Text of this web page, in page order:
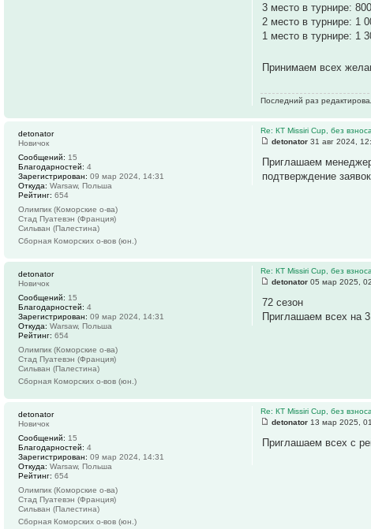
3 место в турнире:
2 место в турнире: 1
1 место в турнире: 1
Принимаем всех
Последний раз
Re: КТ Missiri Cup, без
detonator 31 авг 2024,
Приглашаем
подтверждение
detonator
Новичок
Сообщений: 15
Благодарностей: 4
Зарегистрирован: 09 мар 2024, 14:31
Откуда: Warsaw, Польша
Рейтинг: 654
Олимпик (Коморские о-ва)
Стад Пуатевэн (Франция)
Сильван (Палестина)
Сборная Коморских о-вов (юн.)
Re: КТ Missiri Cup, без
detonator 05 мар 2025,
72 сезон
Приглашаем всех на
detonator
Новичок
Сообщений: 15
Благодарностей: 4
Зарегистрирован: 09 мар 2024, 14:31
Откуда: Warsaw, Польша
Рейтинг: 654
Олимпик (Коморские о-ва)
Стад Пуатевэн (Франция)
Сильван (Палестина)
Сборная Коморских о-вов (юн.)
Re: КТ Missiri Cup, без
detonator 13 мар 2025,
Приглашаем всех с
detonator
Новичок
Сообщений: 15
Благодарностей: 4
Зарегистрирован: 09 мар 2024, 14:31
Откуда: Warsaw, Польша
Рейтинг: 654
Олимпик (Коморские о-ва)
Стад Пуатевэн (Франция)
Сильван (Палестина)
Сборная Коморских о-вов (юн.)